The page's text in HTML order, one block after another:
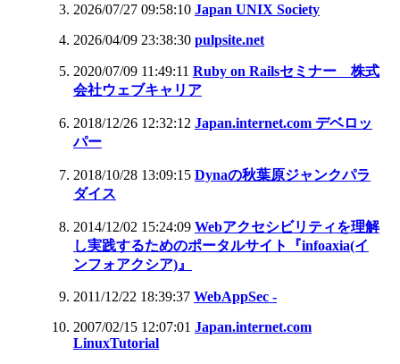
2026/07/27 09:58:10 Japan UNIX Society
2026/04/09 23:38:30 pulpsite.net
2020/07/09 11:49:11 Ruby on Railsセミナー 株式
会社ウェブキャリア
2018/12/26 12:32:12 Japan.internet.com デベロッ
パー
2018/10/28 13:09:15 Dynaの秋葉原ジャンクパラ
ダイス
2014/12/02 15:24:09 Webアクセシビリティを理解
し実践するためのポータルサイト『infoaxia(イ
ンフォアクシア)』
2011/12/22 18:39:37 WebAppSec -
2007/02/15 12:07:01 Japan.internet.com
LinuxTutorial